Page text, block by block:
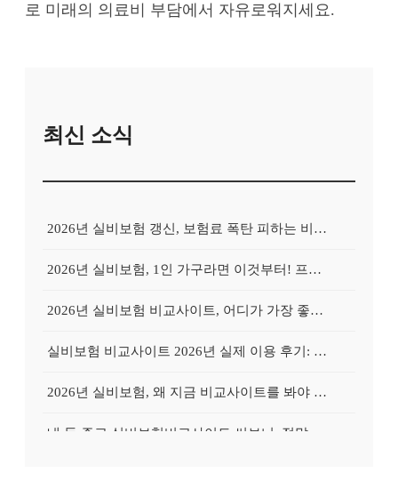
로 미래의 의료비 부담에서 자유로워지세요.
최신 소식
2026년 실비보험 갱신, 보험료 폭탄 피하는 비교사이트의 비밀
2026년 실비보험, 1인 가구라면 이것부터! 프리랜서를 위한 비교사이트 활용 가이드
2026년 실비보험 비교사이트, 어디가 가장 좋을까? Top 3 업체 전격 분석
실비보험 비교사이트 2026년 실제 이용 후기: 저렴하게 가입 성공한 비법 공개
2026년 실비보험, 왜 지금 비교사이트를 봐야 할까? 놓치면 후회할 3가지 이유